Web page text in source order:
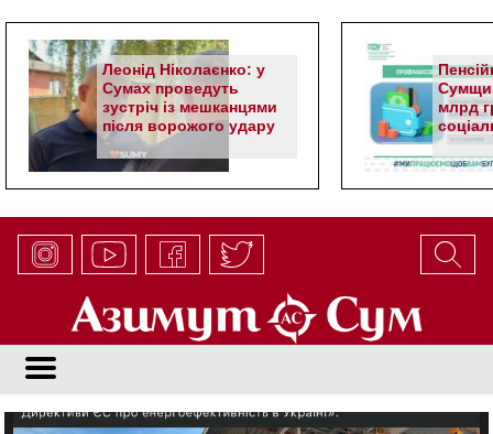
Леонід Ніколаєнко: у
Сумах проведуть
зустріч із мешканцями
після ворожого удару
млрд